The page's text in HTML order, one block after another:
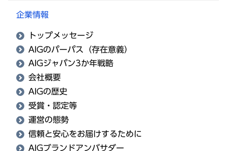
企業情報
トップメッセージ
AIGのパーパス（存在意義）
AIGジャパン3か年戦略
会社概要
AIGの歴史
受賞・認定等
運営の態勢
信頼と安心をお届けするために
AIGブランドアンバサダー